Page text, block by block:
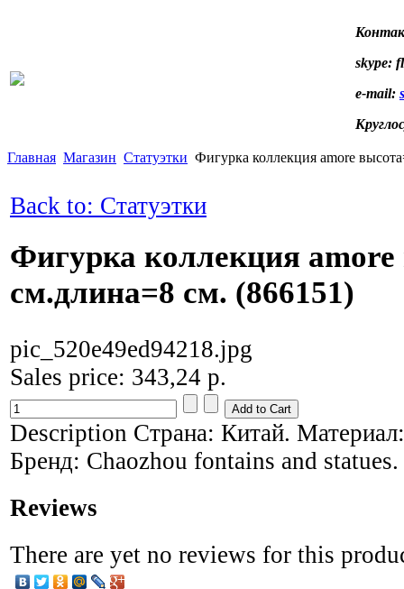
skype:
e-mail:
Главная Магазин Статуэтки Фигурка коллекция amore
Back to: Статуэтки
Фигурка коллекция amore
см.длина=8 см. (866151)
pic_520e49ed94218.jpg
Sales price: 343,24 р.
Description Страна: Китай.
Бренд: Chaozhou fontains and statues.
Reviews
There are yet no reviews for this